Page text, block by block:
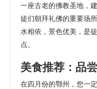
一座古老的佛教圣地，
徒们朝拜礼佛的重要场
水相依，景色优美，是
点。
美食推荐：品
在四月份的鄂州，您一